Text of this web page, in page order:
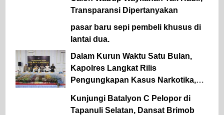
Transparansi Dipertanyakan
pasar baru sepi pembeli khusus di
lantai dua.
Dalam Kurun Waktu Satu Bulan,
Kapolres Langkat Rilis
Pengungkapan Kasus Narkotika,
Kekerasan Seksual terhadap Anak
Kunjungi Batalyon C Pelopor di
Tapanuli Selatan, Dansat Brimob